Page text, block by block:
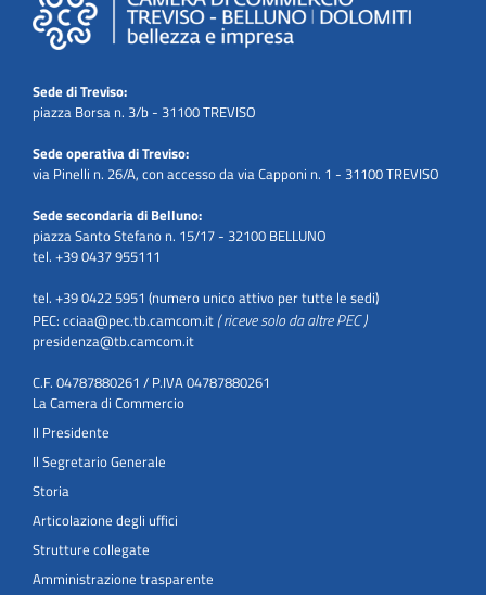
Sede di Treviso:
piazza Borsa n. 3/b - 31100 TREVISO
Sede operativa di Treviso:
via Pinelli n. 26/A, con accesso da via Capponi n. 1 - 31100 TREVISO
Sede secondaria di Belluno:
piazza Santo Stefano n. 15/17 - 32100 BELLUNO
tel. +39 0437 955111
tel. +39 0422 5951 (numero unico attivo per tutte le sedi)
PEC: cciaa@pec.tb.camcom.it ( riceve solo da altre PEC )
presidenza@tb.camcom.it
C.F. 04787880261 / P.IVA 04787880261
La Camera di Commercio
Il Presidente
Il Segretario Generale
Storia
Articolazione degli uffici
Strutture collegate
Amministrazione trasparente